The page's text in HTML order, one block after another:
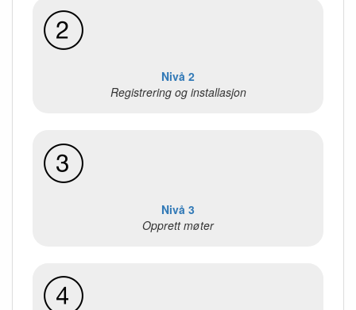
Nivå 2
Registrering og installasjon
Nivå 3
Opprett møter